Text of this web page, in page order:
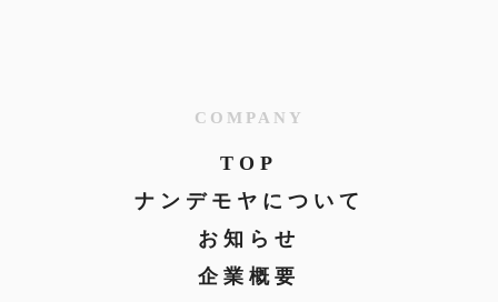
COMPANY
TOP
ナンデモヤについて
お知らせ
企業概要